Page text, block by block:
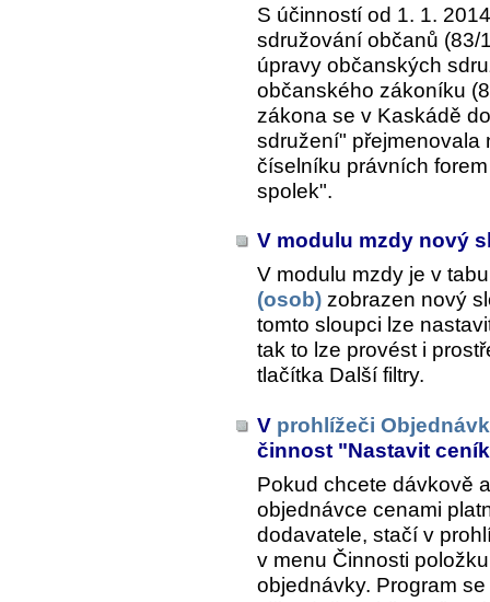
S účinností od 1. 1.
sdružování občanů (83/
úpravy občanských
občanského zákoníku
zákona se v Kaskádě
sdružení" přejmenovala
číselníku právních
spolek".
V modulu mzdy nový
V modulu mzdy je v
(osob) zobrazen nový
tomto sloupci lze
tak to lze provést i
tlačítka Další filtry.
V prohlížeči
činnost "Nastavit
Pokud chcete dávkově
objednávce cenami
dodavatele, stačí v
v menu Činnosti
objednávky. Program